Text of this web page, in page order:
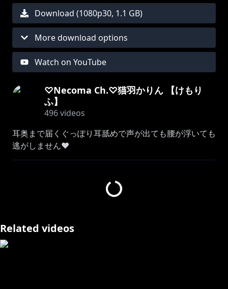
Download (1080p30, 1.1 GB)
More download options
Watch on YouTube
♡Necoma Ch.♡猫羽かりん 【けもり
ふ】
496videos
耳奥まで届くぐっぽり耳舐めで声が出ても腰が浮いても
逃がしません♥
使用機材：KU100
୨୧‥∵‥‥∵‥‥∵‥‥∵‥‥∵‥‥∵‥୨୧
です🍀
Related videos